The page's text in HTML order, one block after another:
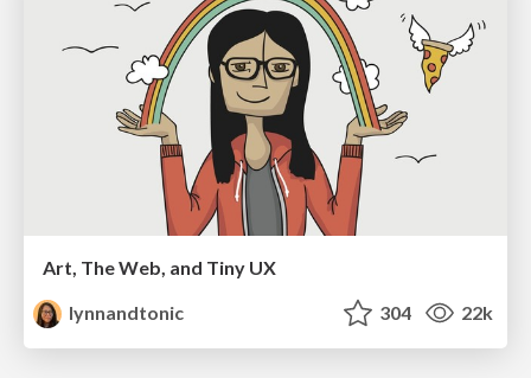
Art, The Web, and Tiny UX
lynnandtonic
304 22k